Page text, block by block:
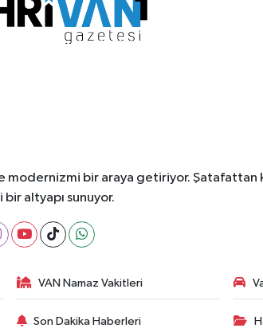
bir araya getiriyor. Şatafattan
altyapı sunuyor.
VAN Namaz Vakitleri
Son Dakika Haberleri